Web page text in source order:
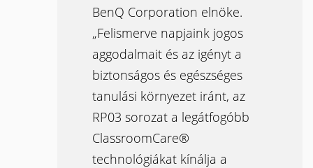
BenQ Corporation elnöke.
„Felismerve napjaink jogos
aggodalmait és az igényt a
biztonságos és egészséges
tanulási környezet iránt, az
RP03 sorozat a legátfogóbb
ClassroomCare®
technológiákat kínálja a